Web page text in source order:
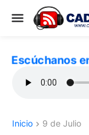
Escúchanos
Inicio 9 de Julio